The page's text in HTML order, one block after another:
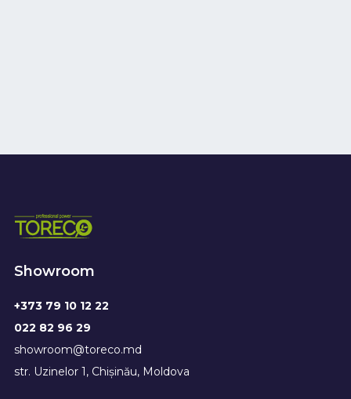
Showroom
+373 79 10 12 22
022 82 96 29
showroom@toreco.md
str. Uzinelor 1, Chișinău, Moldova